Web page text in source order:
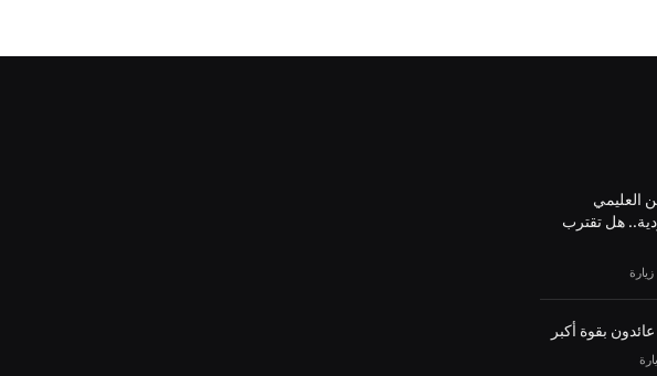
العليمي
هل تقترب
زيارة
بقوة أكبر